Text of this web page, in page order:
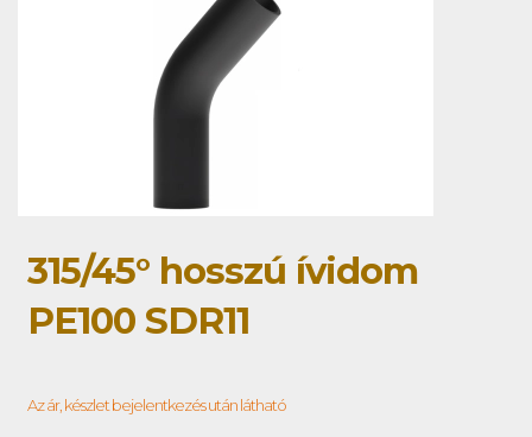
315/45° hosszú ívidom
PE100 SDR11
Az ár, készlet bejelentkezés után látható